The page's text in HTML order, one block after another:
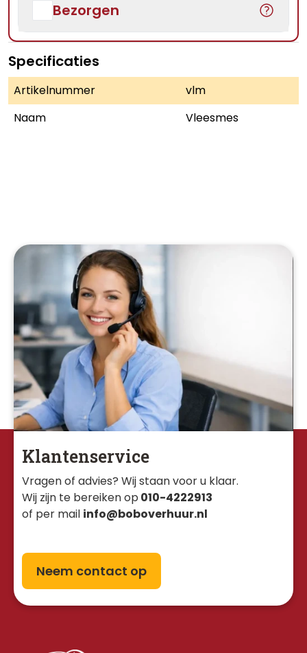
Bezorgen
Specificaties
Artikelnummer
vlm
Naam
Vleesmes
Klantenservice
Vragen of advies? Wij staan voor u klaar.
Wij zijn te bereiken op 010-4222913
of per mail info@boboverhuur.nl
Neem contact op